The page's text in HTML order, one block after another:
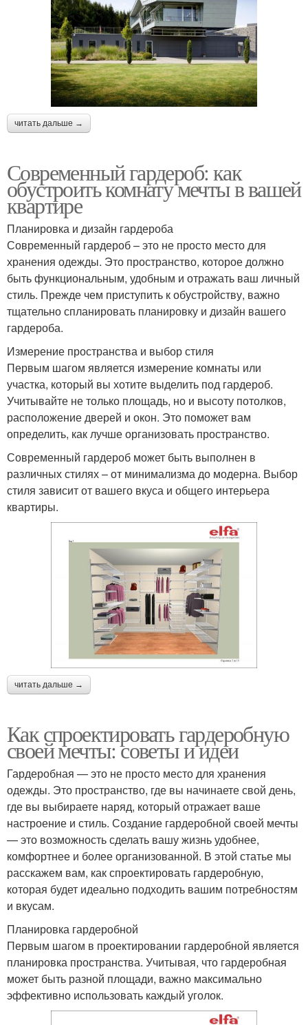
читать дальше →
Современный гардероб: как
обустроить комнату мечты в вашей
квартире
Планировка и дизайн гардероба
Современный гардероб – это не просто место для
хранения одежды. Это пространство, которое должно
быть функциональным, удобным и отражать ваш личный
стиль. Прежде чем приступить к обустройству, важно
тщательно спланировать планировку и дизайн вашего
гардероба.
Измерение пространства и выбор стиля
Первым шагом является измерение комнаты или
участка, который вы хотите выделить под гардероб.
Учитывайте не только площадь, но и высоту потолков,
расположение дверей и окон. Это поможет вам
определить, как лучше организовать пространство.
Современный гардероб может быть выполнен в
различных стилях – от минимализма до модерна. Выбор
стиля зависит от вашего вкуса и общего интерьера
квартиры.
читать дальше →
Как спроектировать гардеробную
своей мечты: советы и идеи
Гардеробная — это не просто место для хранения
одежды. Это пространство, где вы начинаете свой день,
где вы выбираете наряд, который отражает ваше
настроение и стиль. Создание гардеробной своей мечты
— это возможность сделать вашу жизнь удобнее,
комфортнее и более организованной. В этой статье мы
расскажем вам, как спроектировать гардеробную,
которая будет идеально подходить вашим потребностям
и вкусам.
Планировка гардеробной
Первым шагом в проектировании гардеробной является
планировка пространства. Учитывая, что гардеробная
может быть разной площади, важно максимально
эффективно использовать каждый уголок.